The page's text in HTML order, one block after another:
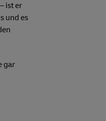
ist er
und es
gar